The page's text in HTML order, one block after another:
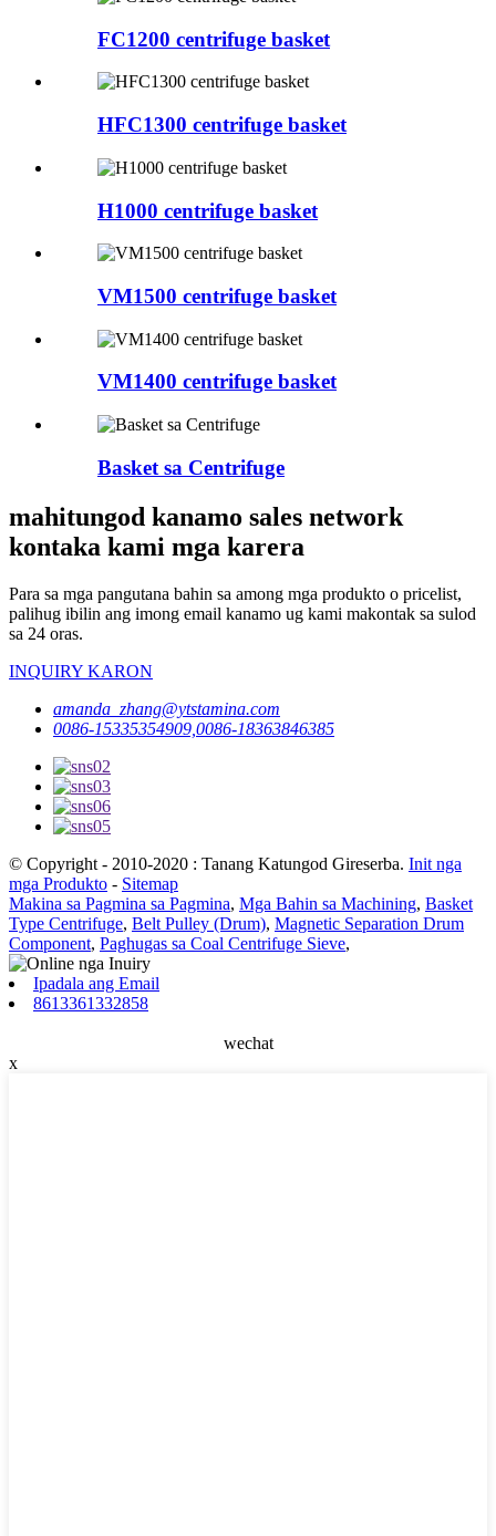
FC1200 centrifuge basket
HFC1300 centrifuge basket
H1000 centrifuge basket
VM1500 centrifuge basket
VM1400 centrifuge basket
Basket sa Centrifuge
mahitungod kanamo sales network
kontaka kami mga karera
Para sa mga pangutana bahin sa among mga produkto o pricelist,
palihug ibilin ang imong email kanamo ug kami makontak sa sulod
sa 24 oras.
INQUIRY KARON
amanda_zhang@ytstamina.com
0086-15335354909,0086-18363846385
© Copyright - 2010-2020 : Tanang Katungod Gireserba. Init nga
mga Produkto - Sitemap
Makina sa Pagmina sa Pagmina, Mga Bahin sa Machining, Basket
Type Centrifuge, Belt Pulley (Drum), Magnetic Separation Drum
Component, Paghugas sa Coal Centrifuge Sieve,
Ipadala ang Email
8613361332858
wechat
x